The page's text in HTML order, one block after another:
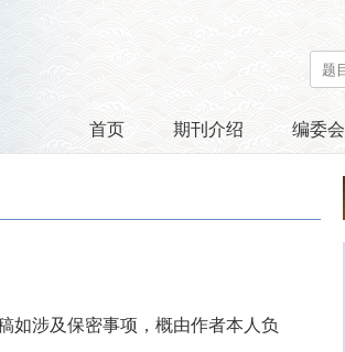
首页 期刊介绍 编委会
如涉及保密事项，概由作者本人负